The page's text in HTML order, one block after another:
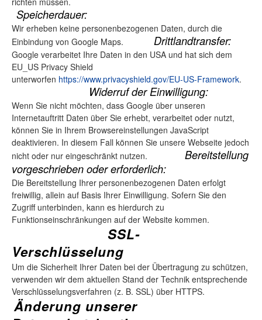
Speicherdauer:
Wir erheben keine personenbezogenen Daten, durch die
Einbindung von Google Maps. Drittlandtransfer:
Google verarbeitet Ihre Daten in den USA und hat sich dem
EU_US Privacy Shield
unterworfen https://www.privacyshield.gov/EU-US-Framework.
Widerruf der Einwilligung:
Wenn Sie nicht möchten, dass Google über unseren
Internetauftritt Daten über Sie erhebt, verarbeitet oder nutzt,
können Sie in Ihrem Browsereinstellungen JavaScript
deaktivieren. In diesem Fall können Sie unsere Webseite jedoch
nicht oder nur eingeschränkt nutzen. Bereitstellung
vorgeschrieben oder erforderlich:
Die Bereitstellung Ihrer personenbezogenen Daten erfolgt
freiwillig, allein auf Basis Ihrer Einwilligung. Sofern Sie den
Zugriff unterbinden, kann es hierdurch zu
Funktionseinschränkungen auf der Website kommen.
SSL-
Verschlüsselung
Um die Sicherheit Ihrer Daten bei der Übertragung zu schützen,
verwenden wir dem aktuellen Stand der Technik entsprechende
Verschlüsselungsverfahren (z. B. SSL) über HTTPS.
Änderung unserer